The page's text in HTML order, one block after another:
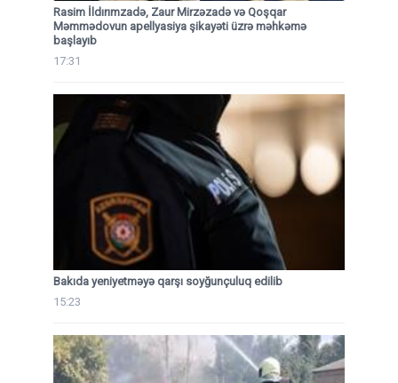
Rasim İldırımzadə, Zaur Mirzəzadə və Qoşqar
Məmmədovun apellyasiya şikayəti üzrə məhkəmə
başlayıb
17:31
Bakıda yeniyetməyə qarşı soyğunçuluq edilib
15:23